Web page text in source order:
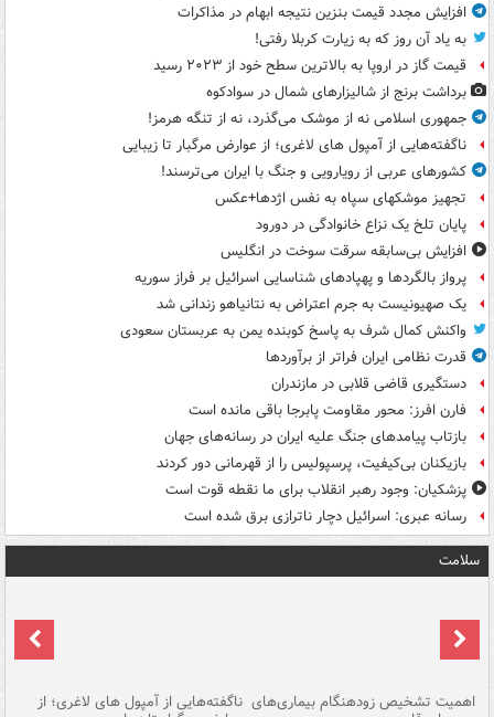
افزایش مجدد قیمت بنزین نتیجه ابهام در مذاکرات
به یاد آن روز که به زیارت کربلا رفتی!
قیمت گاز در اروپا به بالاترین سطح خود از ۲۰۲۳ رسید
برداشت برنج از شالیزارهای شمال در سوادکوه
جمهوری اسلامی نه از موشک می‌گذرد، نه از تنگه هرمز!
ناگفته‌هایی از آمپول های لاغری؛ از عوارض مرگبار تا زیبایی
کشورهای عربی از رویارویی و جنگ با ایران می‌ترسند!
تجهیز موشکهای سپاه به نفس اژدها+عکس
پایان تلخ یک نزاع خانوادگی در دورود
افزایش بی‌سابقه سرقت سوخت در انگلیس
پرواز بالگردها و پهپادهای شناسایی اسرائیل بر فراز سوریه
یک صهیونیست به جرم اعتراض به نتانیاهو زندانی شد
واکنش کمال شرف به پاسخ کوبنده یمن به عربستان سعودی
قدرت نظامی ایران فراتر از برآوردها
دستگیری قاضی قلابی در مازندران
فارن افرز: محور مقاومت پابرجا باقی مانده است
بازتاب پیامدهای جنگ علیه ایران در رسانه‌های جهان
بازیکنان بی‌کیفیت، پرسپولیس را از قهرمانی دور کردند
پزشکیان: وجود رهبر انقلاب برای ما نقطه قوت است
رسانه عبری: اسرائیل دچار ناترازی برق شده است
سلامت
اهمیت تشخیص زودهنگام بیماری‌های ناگفته‌هایی از آمپول های لاغری؛ از